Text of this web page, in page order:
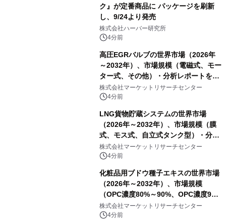
ク』が定番商品に パッケージを刷新
し、9/24より発売
株式会社ハーバー研究所
4分前
高圧EGRバルブの世界市場（2026年
～2032年）、市場規模（電磁式、モー
ター式、その他）・分析レポートを発
表
株式会社マーケットリサーチセンター
4分前
LNG貨物貯蔵システムの世界市場
（2026年～2032年）、市場規模（膜
式、モス式、自立式タンク型）・分析
レポートを発表
株式会社マーケットリサーチセンター
4分前
化粧品用ブドウ種子エキスの世界市場
（2026年～2032年）、市場規模
（OPC濃度80%～90%、OPC濃度90%
～95%、OPC濃度95%以上）・分析レ
ポートを発表
株式会社マーケットリサーチセンター
4分前